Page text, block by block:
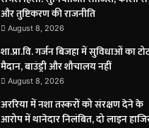
और तुष्टिकरण की राजनीति
August 8, 2026
शा.प्रा.वि. गर्जन बिजहा में सुविधाओं का
मैदान, बाउंड्री और शौचालय नहीं
August 8, 2026
अररिया में नशा तस्करों को संरक्षण देने के
आरोप में थानेदार निलंबित, दो लाइन